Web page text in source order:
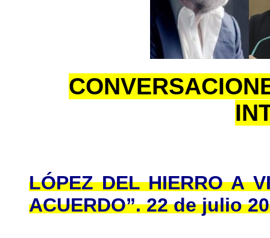
LÓPEZ DEL HIERRO A
ACUERDO”. 22 de julio